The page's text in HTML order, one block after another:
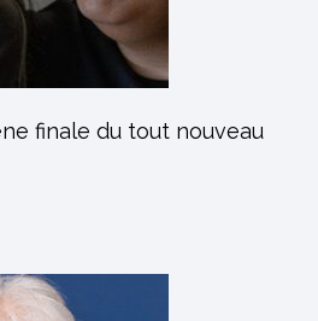
finale du tout nouveau